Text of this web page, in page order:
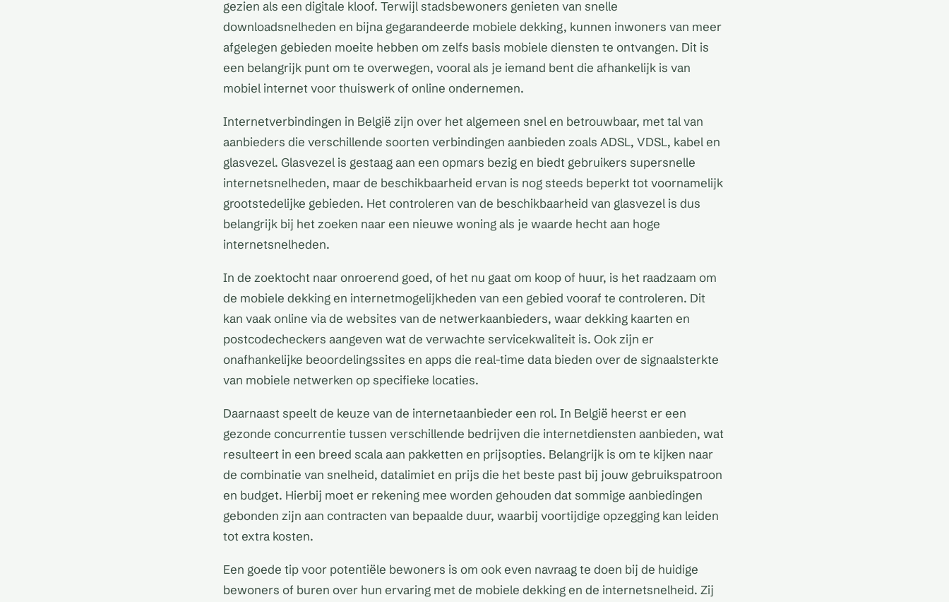
gezien als een digitale kloof. Terwijl stadsbewoners genieten van snelle
downloadsnelheden en bijna gegarandeerde mobiele dekking, kunnen inwoners van meer
afgelegen gebieden moeite hebben om zelfs basis mobiele diensten te ontvangen. Dit is
een belangrijk punt om te overwegen, vooral als je iemand bent die afhankelijk is van
mobiel internet voor thuiswerk of online ondernemen.
Internetverbindingen in België zijn over het algemeen snel en betrouwbaar, met tal van
aanbieders die verschillende soorten verbindingen aanbieden zoals ADSL, VDSL, kabel en
glasvezel. Glasvezel is gestaag aan een opmars bezig en biedt gebruikers supersnelle
internetsnelheden, maar de beschikbaarheid ervan is nog steeds beperkt tot voornamelijk
grootstedelijke gebieden. Het controleren van de beschikbaarheid van glasvezel is dus
belangrijk bij het zoeken naar een nieuwe woning als je waarde hecht aan hoge
internetsnelheden.
In de zoektocht naar onroerend goed, of het nu gaat om koop of huur, is het raadzaam om
de mobiele dekking en internetmogelijkheden van een gebied vooraf te controleren. Dit
kan vaak online via de websites van de netwerkaanbieders, waar dekking kaarten en
postcodecheckers aangeven wat de verwachte servicekwaliteit is. Ook zijn er
onafhankelijke beoordelingssites en apps die real-time data bieden over de signaalsterkte
van mobiele netwerken op specifieke locaties.
Daarnaast speelt de keuze van de internetaanbieder een rol. In België heerst er een
gezonde concurrentie tussen verschillende bedrijven die internetdiensten aanbieden, wat
resulteert in een breed scala aan pakketten en prijsopties. Belangrijk is om te kijken naar
de combinatie van snelheid, datalimiet en prijs die het beste past bij jouw gebruikspatroon
en budget. Hierbij moet er rekening mee worden gehouden dat sommige aanbiedingen
gebonden zijn aan contracten van bepaalde duur, waarbij voortijdige opzegging kan leiden
tot extra kosten.
Een goede tip voor potentiële bewoners is om ook even navraag te doen bij de huidige
bewoners of buren over hun ervaring met de mobiele dekking en de internetsnelheid. Zij